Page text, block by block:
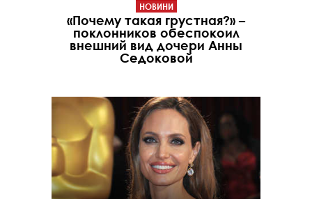
НОВИНИ
«Почему такая грустная?» –
поклонников обеспокоил
внешний вид дочери Анны
Седоковой